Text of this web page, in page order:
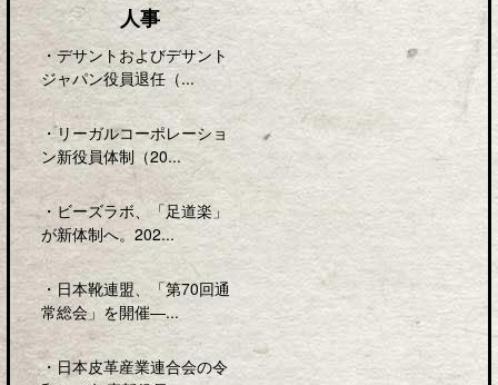
人事
・ デサントおよびデサント
ジャパン役員退任（...
・リーガルコーポレーショ
ン新役員体制（20...
・ ビーズラボ、「足道楽」
が新体制へ。202...
・ 日本靴連盟、「第70回通
常総会」を開催―...
・日本皮革産業連合会の令